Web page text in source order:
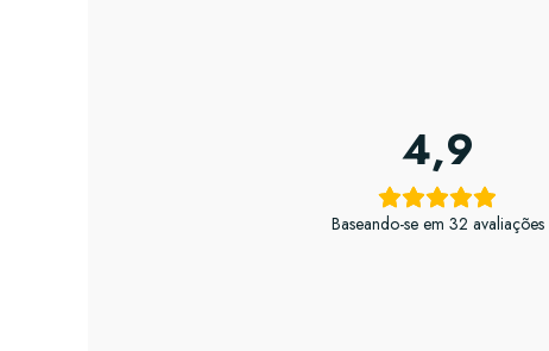
4,9
Baseando-se em 32 avaliações